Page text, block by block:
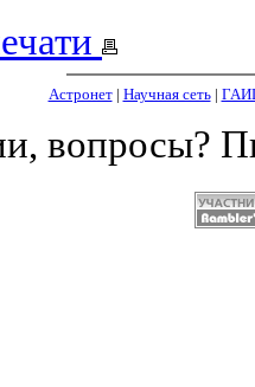
Астронет| Научная сеть|
вопросы?